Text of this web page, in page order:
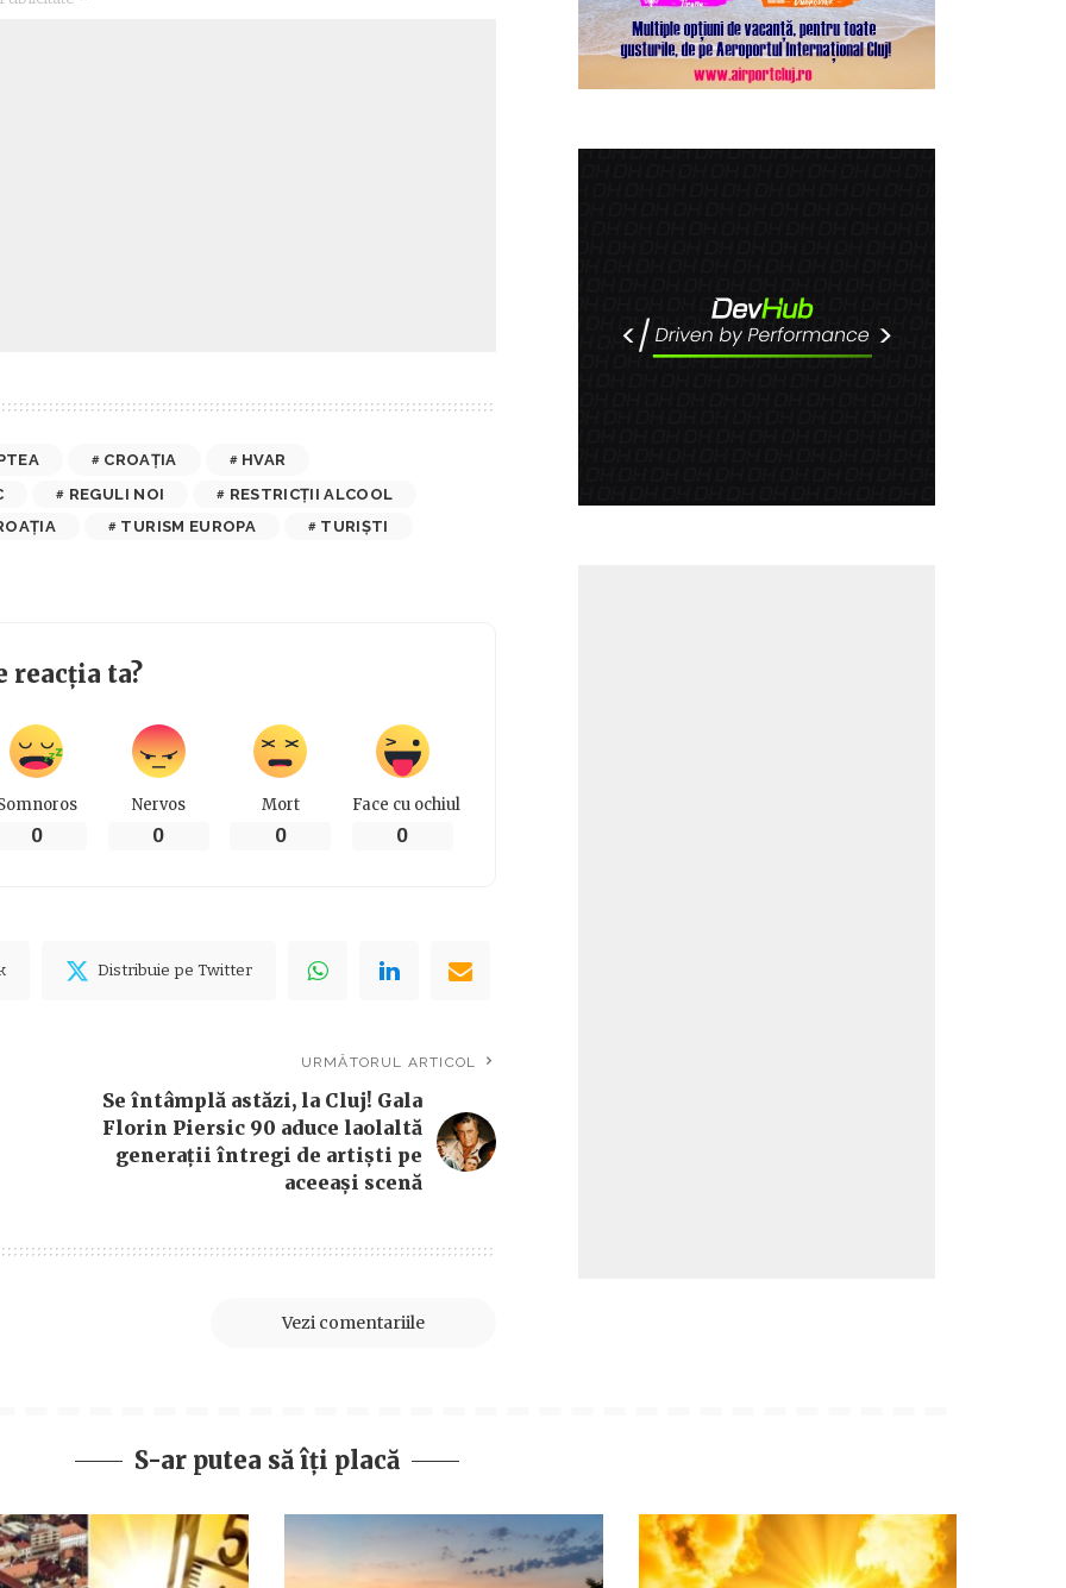
CROAȚIA
HVAR
REGULI NOI
RESTRICȚII ALCOOL
TURISM EUROPA TURIȘTI
reacția ta?
0
Nervos
0
Mort
0
Face cu ochiul
0
Distribuie pe Twitter
URMĂTORUL ARTICOL
Se întâmplă astăzi, la Cluj! Gala
Florin Piersic 90 aduce laolaltă
generații întregi de artiști pe
aceeași scenă
Vezi comentariile
S-ar putea să îți placă